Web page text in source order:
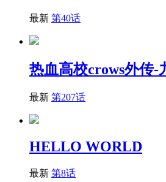
最新 第40话
热血高校crows外传-
最新 第207话
HELLO WORLD
最新 第8话